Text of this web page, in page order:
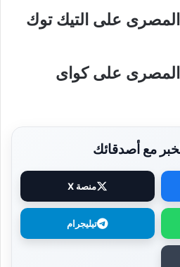
المصرى على التيك توك
المصرى على كواى
مع أصدقائك
منصة X
تيليجرام